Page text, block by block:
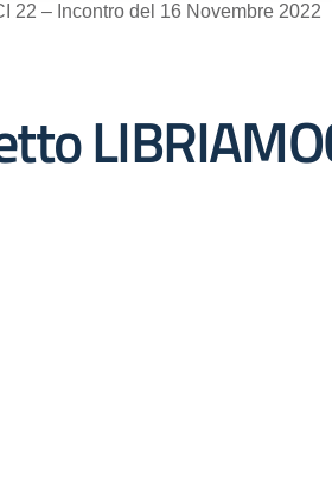
22 – Incontro del 16 Novembre 2022